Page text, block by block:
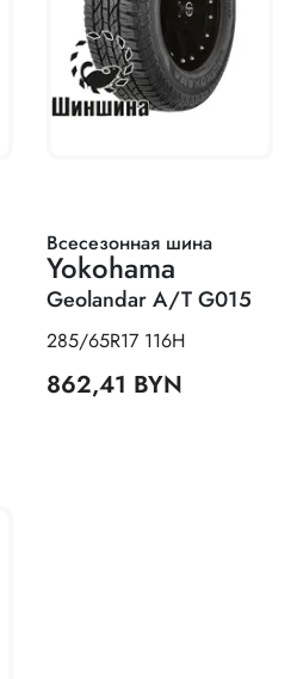
Всесезонная шина
Yokohama
Geolandar A/T G015
285/65R17 116H
862,41 BYN